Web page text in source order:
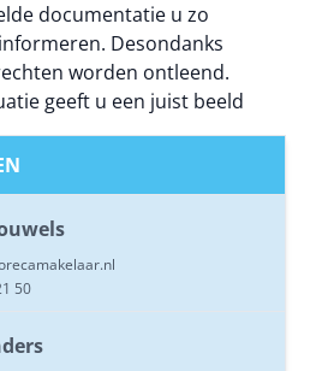
documentatie u zo
Desondanks
worden ontleend.
geeft u een juist beeld
50